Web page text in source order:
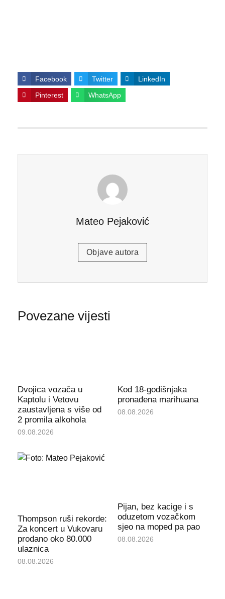
Facebook Twitter LinkedIn
Pinterest WhatsApp
Mateo Pejaković
Objave autora
Povezane vijesti
Dvojica vozača u
Kaptolu i Vetovu
zaustavljena s više od
2 promila alkohola
09.08.2026
Kod 18-godišnjaka
pronađena marihuana
08.08.2026
Thompson ruši rekorde:
Za koncert u Vukovaru
prodano oko 80.000
ulaznica
08.08.2026
Pijan, bez kacige i s
oduzetom vozačkom
sjeo na moped pa pao
08.08.2026